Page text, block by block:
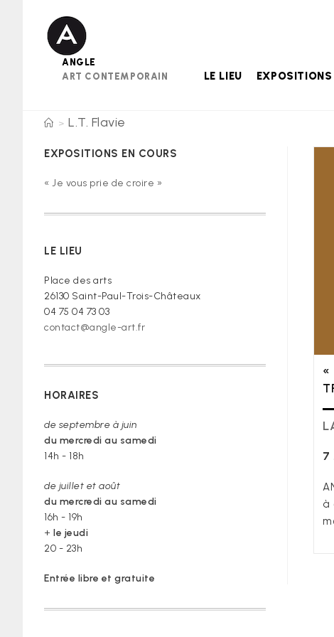
ANGLE
ART CONTEMPORAIN
LE LIEU EXPOSITIONS
> L.T. Flavie
«
7
à
EXPOSITIONS EN COURS
« Je vous prie de croire »
LE LIEU
Place des arts
26130 Saint-Paul-Trois-Châteaux
04 75 04 73 03
contact@angle-art.fr
HORAIRES
de septembre à juin
du mercredi au samedi
14h - 18h
de juillet et août
du mercredi au samedi
16h - 19h
+ le jeudi
20 - 23h
Entrée libre et gratuite